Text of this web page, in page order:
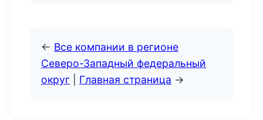
← Все компании в регионе
Северо-Западный федеральный
округ
Главная страница →